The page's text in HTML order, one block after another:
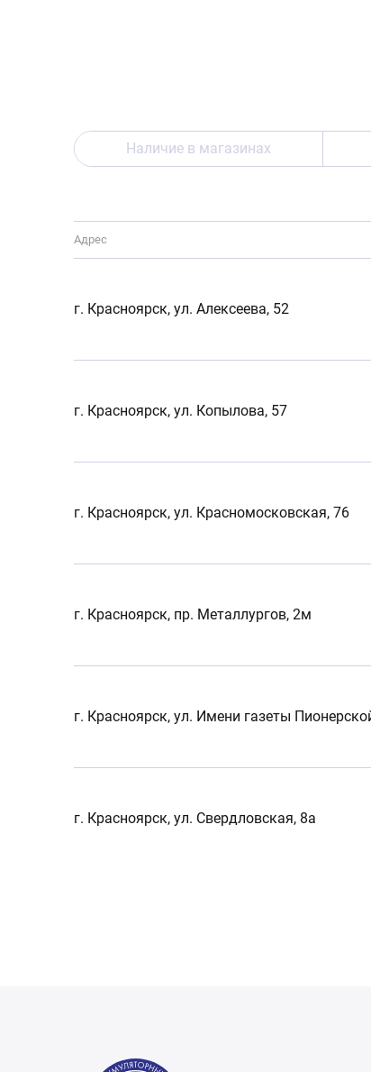
Наличие в магазинах
Адрес
г. Красноярск, ул. Алексеева, 52
г. Красноярск, ул. Копылова, 57
г. Красноярск, ул. Красномосковская, 76
г. Красноярск, пр. Металлургов, 2м
г. Красноярск, ул. Имени газеты
г. Красноярск, ул. Свердловская, 8а